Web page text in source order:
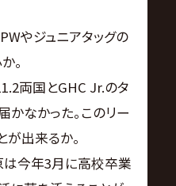
やジュニアタッグの
。
両国とGHC Jr.のタ
かなかった。このリー
が出来るか。
は今年3月に高校卒業